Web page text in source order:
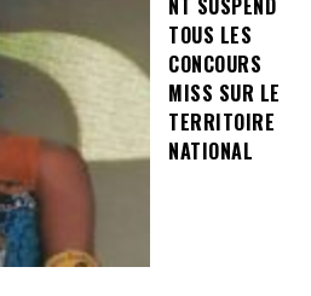
NT SUSPEND
TOUS LES
CONCOURS
MISS SUR LE
TERRITOIRE
NATIONAL